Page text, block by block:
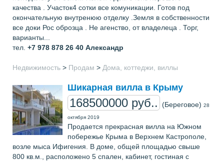
качества . Участок4 сотки все комуникации. Готов под
окончательную внутренюю отделку .Земля в собственности
все доки Рос оброзца . Не агенство, от владелеца . Торг,
варианты...
тел. +7 978 878 26 40 Александр
Недвижимость > Продам > Дома, коттеджи, виллы
Шикарная вилла в Крыму
168500000 руб.. (Береговое) 28
октября 2019
Продается прекрасная вилла на Южном
побережье Крыма в Верхнем Кастрополе,
возле мыса Ифигения. В доме, общей площадью свыше
800 кв.м., расположено 5 спален, кабинет, гостиная с